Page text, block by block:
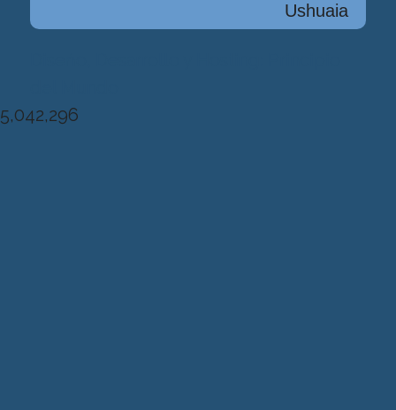
Ushuaia
5,042,296